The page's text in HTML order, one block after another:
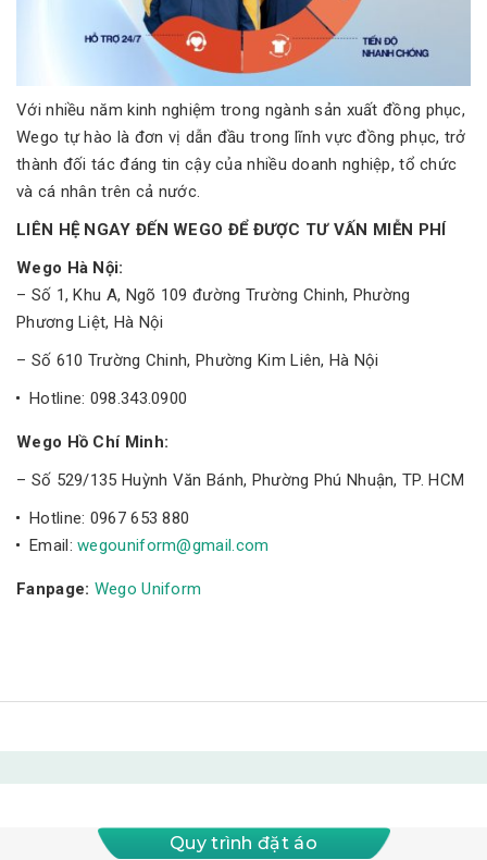
Với nhiều năm kinh nghiệm trong ngành sản xuất đồng phục,
Wego tự hào là đơn vị dẫn đầu trong lĩnh vực đồng phục, trở
thành đối tác đáng tin cậy của nhiều doanh nghiệp, tổ chức
và cá nhân trên cả nước.
LIÊN HỆ NGAY ĐẾN WEGO ĐỂ ĐƯỢC TƯ VẤN MIỄN PHÍ
Wego Hà Nội:
– Số 1, Khu A, Ngõ 109 đường Trường Chinh, Phường
Phương Liệt, Hà Nội
– Số 610 Trường Chinh, Phường Kim Liên, Hà Nội
Hotline: 098.343.0900
Wego Hồ Chí Minh:
– Số 529/135 Huỳnh Văn Bánh, Phường Phú Nhuận, TP. HCM
Hotline: 0967 653 880
Email:wegouniform@gmail.com
Fanpage: Wego Uniform
Quy trình đặt áo